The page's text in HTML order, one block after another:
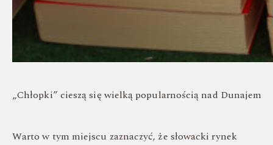
„Chłopki” cieszą się wielką popularnością nad Dunajem
Warto w tym miejscu zaznaczyć, że słowacki rynek